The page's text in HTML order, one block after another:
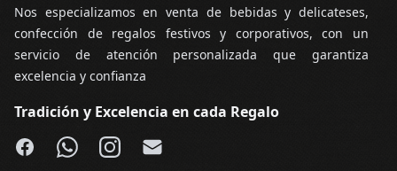
Nos especializamos en venta de bebidas y delicateses,
confección de regalos festivos y corporativos, con un
servicio de atención personalizada que garantiza
excelencia y confianza
Tradición y Excelencia en cada Regalo
Facebook
WhatsApp
Instagram
Email